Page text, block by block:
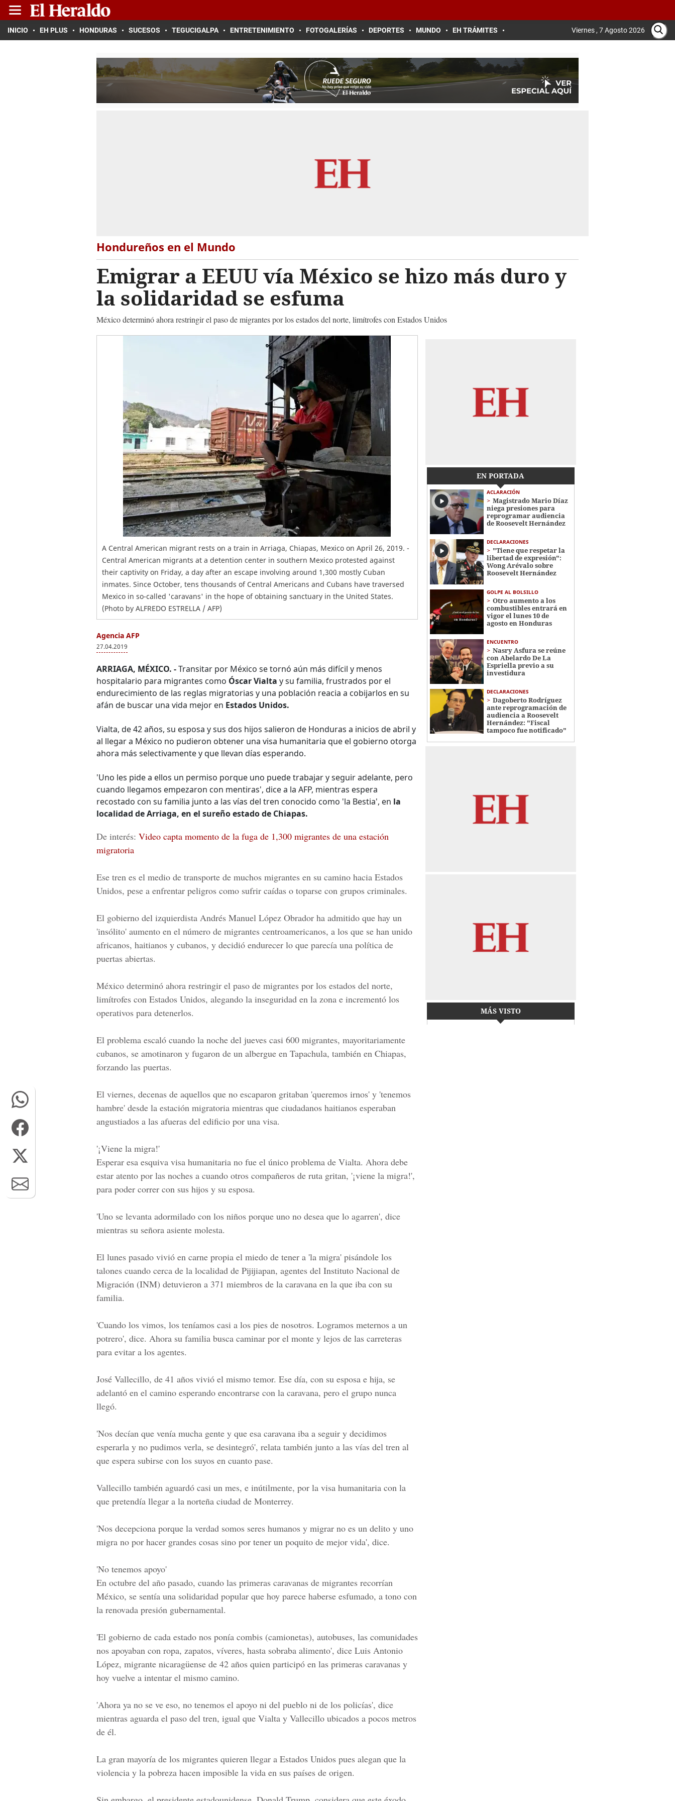
INICIO EH PLUS HONDURAS SUCESOS TEGUCIGALPA ENTRETENIMIENTO FOTOGALERÍAS DEPORTES MUNDO EH TRÁMITES Viernes , 7 Agosto 2026
Hondureños en el Mundo
Emigrar a EEUU vía México se hizo más duro y
la solidaridad se esfuma
México determinó ahora restringir el paso de migrantes por los estados del norte, limítrofes con Estados Unidos
A Central American migrant rests on a train in Arriaga, Chiapas, Mexico on April 26, 2019. -
Central American migrants at a detention center in southern Mexico protested against
their captivity on Friday, a day after an escape involving around 1,300 mostly Cuban
inmates. Since October, tens thousands of Central Americans and Cubans have traversed
Mexico in so-called 'caravans' in the hope of obtaining sanctuary in the United States.
(Photo by ALFREDO ESTRELLA / AFP)
Agencia AFP
27.04.2019
ARRIAGA, MÉXICO. -Transitar por México se tornó aún más difícil y menos
hospitalario para migrantes como Óscar Vialta y su familia, frustrados por el
endurecimiento de las reglas migratorias y una población reacia a cobijarlos en su
afán de buscar una vida mejor en Estados Unidos.
Vialta, de 42 años, su esposa y sus dos hijos salieron de Honduras a inicios de abril y
al llegar a México no pudieron obtener una visa humanitaria que el gobierno otorga
ahora más selectivamente y que llevan días esperando.
'Uno les pide a ellos un permiso porque uno puede trabajar y seguir adelante, pero
cuando llegamos empezaron con mentiras', dice a la AFP, mientras espera
recostado con su familia junto a las vías del tren conocido como 'la Bestia', en la
localidad de Arriaga, en el sureño estado de Chiapas.
De interés: Video capta momento de la fuga de 1,300 migrantes de una estación
migratoria
Ese tren es el medio de transporte de muchos migrantes en su camino hacia Estados
Unidos, pese a enfrentar peligros como sufrir caídas o toparse con grupos criminales.
El gobierno del izquierdista Andrés Manuel López Obrador ha admitido que hay un
'insólito' aumento en el número de migrantes centroamericanos, a los que se han unido
africanos, haitianos y cubanos, y decidió endurecer lo que parecía una política de
puertas abiertas.
México determinó ahora restringir el paso de migrantes por los estados del norte,
limítrofes con Estados Unidos, alegando la inseguridad en la zona e incrementó los
operativos para detenerlos.
El problema escaló cuando la noche del jueves casi 600 migrantes, mayoritariamente
cubanos, se amotinaron y fugaron de un albergue en Tapachula, también en Chiapas,
forzando las puertas.
El viernes, decenas de aquellos que no escaparon gritaban 'queremos irnos' y 'tenemos
hambre' desde la estación migratoria mientras que ciudadanos haitianos esperaban
angustiados a las afueras del edificio por una visa.
'¡Viene la migra!'
Esperar esa esquiva visa humanitaria no fue el único problema de Vialta. Ahora debe
estar atento por las noches a cuando otros compañeros de ruta gritan, '¡viene la migra!',
para poder correr con sus hijos y su esposa.
'Uno se levanta adormilado con los niños porque uno no desea que lo agarren', dice
mientras su señora asiente molesta.
El lunes pasado vivió en carne propia el miedo de tener a 'la migra' pisándole los
talones cuando cerca de la localidad de Pijijiapan, agentes del Instituto Nacional de
Migración (INM) detuvieron a 371 miembros de la caravana en la que iba con su
familia.
'Cuando los vimos, los teníamos casi a los pies de nosotros. Logramos meternos a un
potrero', dice. Ahora su familia busca caminar por el monte y lejos de las carreteras
para evitar a los agentes.
José Vallecillo, de 41 años vivió el mismo temor. Ese día, con su esposa e hija, se
adelantó en el camino esperando encontrarse con la caravana, pero el grupo nunca
llegó.
'Nos decían que venía mucha gente y que esa caravana iba a seguir y decidimos
esperarla y no pudimos verla, se desintegró', relata también junto a las vías del tren al
que espera subirse con los suyos en cuanto pase.
Vallecillo también aguardó casi un mes, e inútilmente, por la visa humanitaria con la
que pretendía llegar a la norteña ciudad de Monterrey.
'Nos decepciona porque la verdad somos seres humanos y migrar no es un delito y uno
migra no por hacer grandes cosas sino por tener un poquito de mejor vida', dice.
'No tenemos apoyo'
En octubre del año pasado, cuando las primeras caravanas de migrantes recorrían
México, se sentía una solidaridad popular que hoy parece haberse esfumado, a tono con
la renovada presión gubernamental.
'El gobierno de cada estado nos ponía combis (camionetas), autobuses, las comunidades
nos apoyaban con ropa, zapatos, víveres, hasta sobraba alimento', dice Luis Antonio
López, migrante nicaragüense de 42 años quien participó en las primeras caravanas y
hoy vuelve a intentar el mismo camino.
'Ahora ya no se ve eso, no tenemos el apoyo ni del pueblo ni de los policías', dice
mientras aguarda el paso del tren, igual que Vialta y Vallecillo ubicados a pocos metros
de él.
La gran mayoría de los migrantes quieren llegar a Estados Unidos pues alegan que la
violencia y la pobreza hacen imposible la vida en sus países de origen.
EN PORTADA
ACLARACIÓN
Magistrado Mario Díaz
niega presiones para
reprogramar audiencia
de Roosevelt Hernández
DECLARACIONES
"Tiene que respetar la
libertad de expresión":
Wong Arévalo sobre
Roosevelt Hernández
GOLPE AL BOLSILLO
Otro aumento a los
combustibles entrará en
vigor el lunes 10 de
agosto en Honduras
ENCUENTRO
Nasry Asfura se reúne
con Abelardo De La
Espriella previo a su
investidura
DECLARACIONES
Dagoberto Rodríguez
ante reprogramación de
audiencia a Roosevelt
Hernández: "Fiscal
tampoco fue notificado"
MÁS VISTO